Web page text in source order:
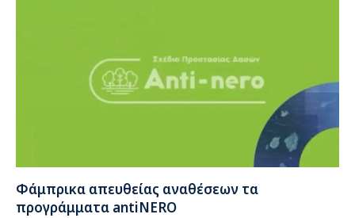
Φάμπρικα απευθείας αναθέσεων τα
προγράμματα antiNERO